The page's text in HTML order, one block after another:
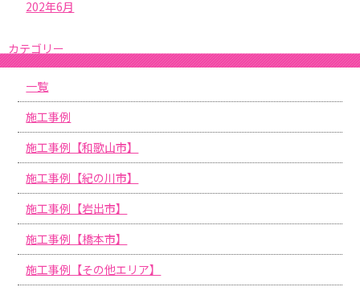
202年6月
カテゴリー
一覧
施工事例
施工事例【和歌山市】
施工事例【紀の川市】
施工事例【岩出市】
施工事例【橋本市】
施工事例【その他エリア】